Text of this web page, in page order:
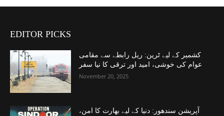
EDITOR PICKS
کشمیر کے لیے ٹرین: ریل رابطے سے مقامی
عوام کی خوشی، امید اور ترقی کا نیا سفر
November 20, 2025
آپریشن سندھور: دنیا کے لیے بھارت کا امن،